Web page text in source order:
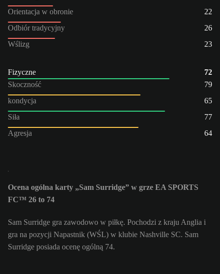
Orientacja w obronie
22
Odbiór tradycyjny
26
Wślizg
23
Fizyczne
72
Skoczność
79
kondycja
65
Siła
77
Agresja
64
Ocena ogólna karty „Sam Surridge” w grze EA SPORTS
FC™ 26 to 74
Sam Surridge gra zawodowo w piłkę. Pochodzi z kraju Anglia i
gra na pozycji Napastnik (WŚL) w klubie Nashville SC. Sam
Surridge posiada ocenę ogólną 74.